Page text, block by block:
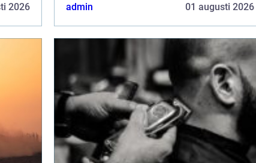
2026 admin 01 augusti 2026